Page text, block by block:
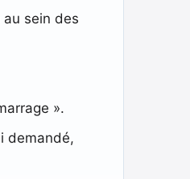
sein des
».
demandé,